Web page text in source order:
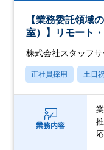
【業務委託領域
室）】リモート
株式会社スタッフ
正社員採用 土日
業務内容